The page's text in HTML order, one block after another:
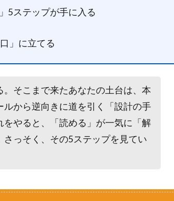
5ステップが手に入る
」に立てる
そこまで来たあなたの土台は、本
ルから逆向きに道を引く「設計の手
をやると、「読める」が一気に「解
さっそく、その5ステップを見てい